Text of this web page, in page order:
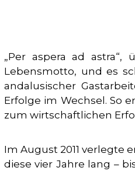
„Per aspera ad
Lebensmotto, und es
andalusischer
Erfolge im Wechsel. So
zum wirtschaftlichen
Im August 2011 verlegte
diese vier Jahre lang –